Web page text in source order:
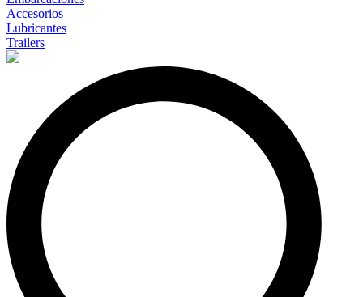
Accesorios
Lubricantes
Trailers